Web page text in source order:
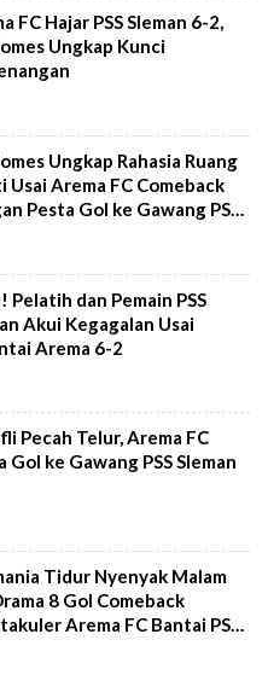
FC Hajar PSS Sleman 6-2,
Ungkap Kunci
Ungkap Rahasia Ruang
Usai Arema FC Comeback
Pesta Gol ke Gawang PSS
Pelatih dan Pemain PSS
Akui Kegagalan Usai
Arema 6-2
Pecah Telur, Arema FC
Gol ke Gawang PSS Sleman
Tidur Nyenyak Malam
8 Gol Comeback
Arema FC Bantai PSS
6-2